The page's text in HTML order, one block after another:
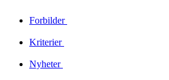
Forbilder
Kriterier
Nyheter